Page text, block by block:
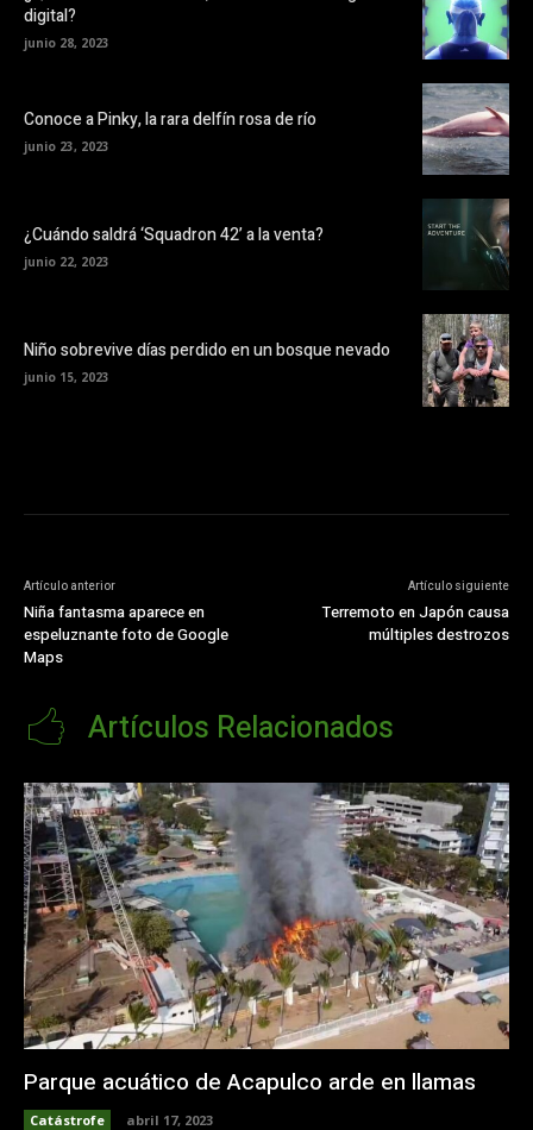
digital?
junio 28, 2023
Conoce a Pinky, la rara delfín rosa de río
junio 23, 2023
¿Cuándo saldrá ‘Squadron 42’ a la venta?
junio 22, 2023
Niño sobrevive días perdido en un bosque nevado
junio 15, 2023
Artículo anterior
Niña fantasma aparece en
espeluznante foto de Google
Maps
Artículo siguiente
Terremoto en Japón causa
múltiples destrozos
Artículos Relacionados
Parque acuático de Acapulco arde en llamas
Catástrofe abril 17, 2023